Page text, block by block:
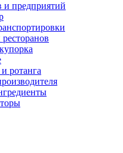
и предприятий
ротанга